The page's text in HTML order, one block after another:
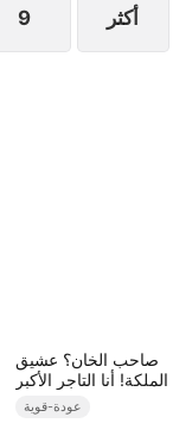
9 أكثر
صاحب الخان؟ عشيق
الملكة! أنا التاجر الأكبر
عودة-قوية